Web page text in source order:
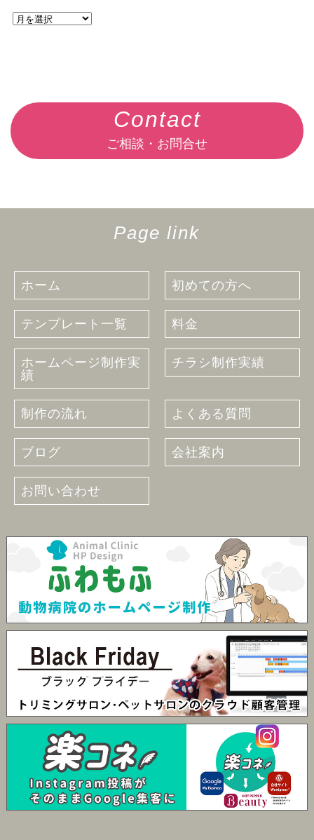
Contact
ご相談・お問合せ
Page link
ホーム 初めての方へ
テンプレート一覧 料金
ホームページ制作実
績
チラシ制作実績
制作の流れ よくある質問
ブログ 会社案内
お問い合わせ